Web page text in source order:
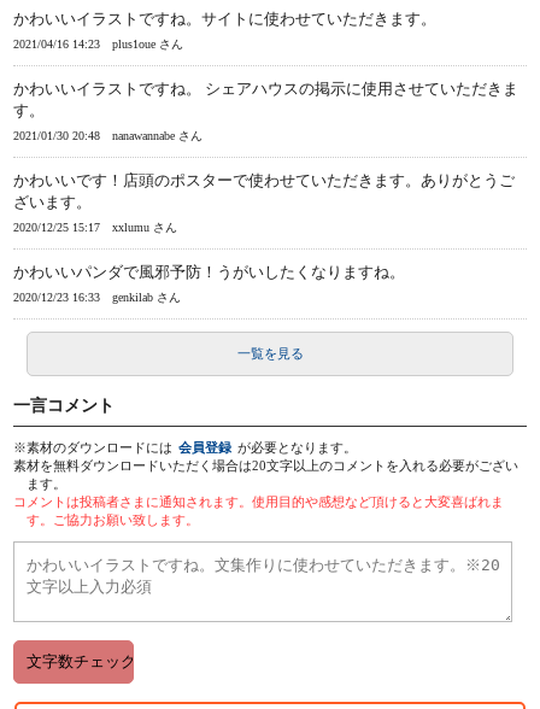
かわいいイラストですね。サイトに使わせていただきます。
2021/04/16 14:23 plus1oue さん
かわいいイラストですね。 シェアハウスの掲示に使用させていただきま
す。
2021/01/30 20:48 nanawannabe さん
かわいいです！店頭のポスターで使わせていただきます。ありがとうご
ざいます。
2020/12/25 15:17 xxlumu さん
かわいいパンダで風邪予防！うがいしたくなりますね。
2020/12/23 16:33 genkilab さん
一覧を見る
一言コメント
※素材のダウンロードには 会員登録 が必要となります。
素材を無料ダウンロードいただく場合は20文字以上のコメントを入れる必要がござい
ます。
コメントは投稿者さまに通知されます。使用目的や感想など頂けると大変喜ばれま
す。ご協力お願い致します。